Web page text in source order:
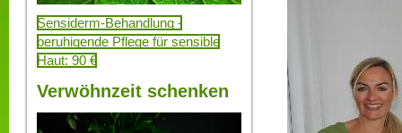
Sensiderm-Behandlung -
beruhigende Pflege für sensible
Haut: 90 €
Verwöhnzeit schenken